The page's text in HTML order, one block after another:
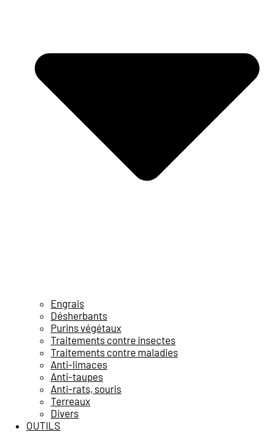
Engrais
Désherbants
Purins végétaux
Traitements contre insectes
Traitements contre maladies
Anti-limaces
Anti-taupes
Anti-rats, souris
Terreaux
Divers
OUTILS